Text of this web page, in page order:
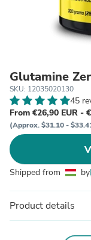
Glutamine
SKU: 12035020130
45
From €26,90 EUR -
(Approx. $31.10 -
Shipped from by
Product details